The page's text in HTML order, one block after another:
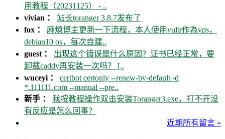
用教程（20231125） - ..
vivian ： 站长toranger 3.8.7发布了
fox ： 麻煩博主更新一下流程，本人使用vultr作為vps，
debian10 os，每次自建..
guest ： 出现这个错误是什么原因？证书已经正常，要
卸载caddy再安装一次吗？ [..
wuceyi ： certbot certonly --renew-by-default -d
*.111111.com --manual --pre..
新手 ： 我按教程操作双击安装Toranger3.exe，打不开没
有反应是怎么回事？
近期所有留言 »